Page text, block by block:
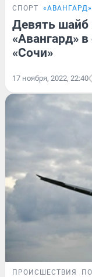
СПОРТ
Девять шайб
«Авангард»
«Сочи»
17 ноября, 2022, 22:40
ПРОИСШЕСТВИЯ